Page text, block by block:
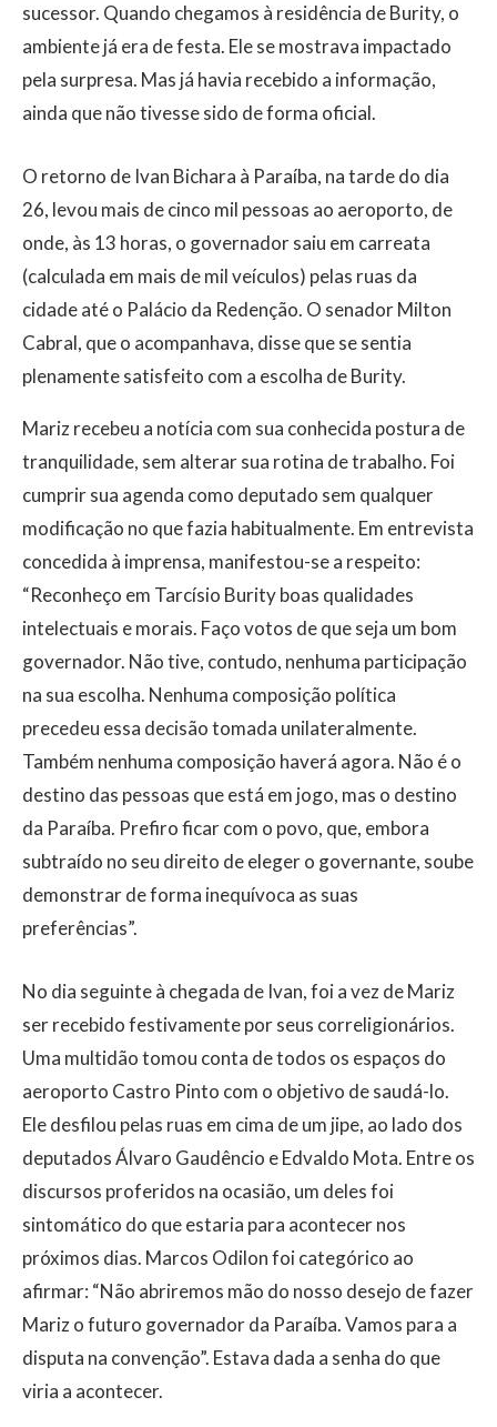
sucessor. Quando chegamos à residência de Burity, o
ambiente já era de festa. Ele se mostrava impactado
pela surpresa. Mas já havia recebido a informação,
ainda que não tivesse sido de forma oficial.
O retorno de Ivan Bichara à Paraíba, na tarde do dia
26, levou mais de cinco mil pessoas ao aeroporto, de
onde, às 13 horas, o governador saiu em carreata
(calculada em mais de mil veículos) pelas ruas da
cidade até o Palácio da Redenção. O senador Milton
Cabral, que o acompanhava, disse que se sentia
plenamente satisfeito com a escolha de Burity.
Mariz recebeu a notícia com sua conhecida postura de
tranquilidade, sem alterar sua rotina de trabalho. Foi
cumprir sua agenda como deputado sem qualquer
modificação no que fazia habitualmente. Em entrevista
concedida à imprensa, manifestou-se a respeito:
“Reconheço em Tarcísio Burity boas qualidades
intelectuais e morais. Faço votos de que seja um bom
governador. Não tive, contudo, nenhuma participação
na sua escolha. Nenhuma composição política
precedeu essa decisão tomada unilateralmente.
Também nenhuma composição haverá agora. Não é o
destino das pessoas que está em jogo, mas o destino
da Paraíba. Prefiro ficar com o povo, que, embora
subtraído no seu direito de eleger o governante, soube
demonstrar de forma inequívoca as suas
preferências”.
No dia seguinte à chegada de Ivan, foi a vez de Mariz
ser recebido festivamente por seus correligionários.
Uma multidão tomou conta de todos os espaços do
aeroporto Castro Pinto com o objetivo de saudá-lo.
Ele desfilou pelas ruas em cima de um jipe, ao lado dos
deputados Álvaro Gaudêncio e Edvaldo Mota. Entre os
discursos proferidos na ocasião, um deles foi
sintomático do que estaria para acontecer nos
próximos dias. Marcos Odilon foi categórico ao
afirmar: “Não abriremos mão do nosso desejo de fazer
Mariz o futuro governador da Paraíba. Vamos para a
disputa na convenção”. Estava dada a senha do que
viria a acontecer.